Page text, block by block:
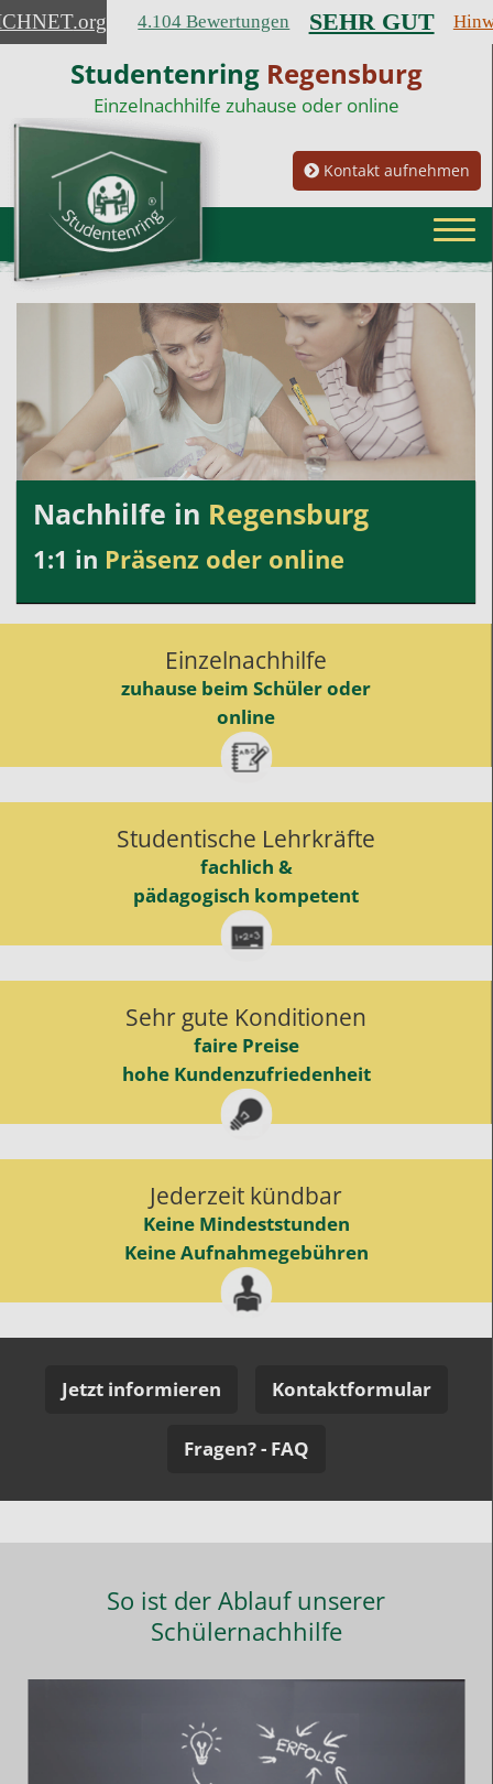
.org 4.104 Bewertungen SEHR GUT
Studentenring Regensburg
Einzelnachhilfe zuhause oder online
Kontakt aufnehmen
Nachhilfe in Regensburg
1:1 in Präsenz oder online
Einzelnachhilfe
zuhause beim Schüler oder
online
Studentische Lehrkräfte
fachlich &
pädagogisch kompetent
Sehr gute Konditionen
faire Preise
hohe Kundenzufriedenheit
Jederzeit kündbar
Keine Mindeststunden
Keine Aufnahmegebühren
Jetzt informieren Kontaktformular
Fragen? - FAQ
So ist der Ablauf unserer
Schülernachhilfe